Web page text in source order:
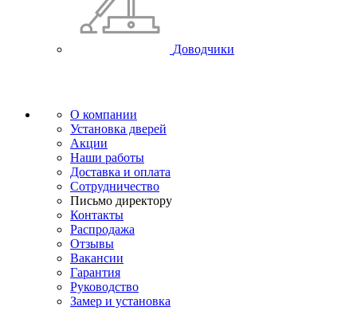
Доводчики
О компании
Установка дверей
Акции
Наши работы
Доставка и оплата
Сотрудничество
Письмо директору
Контакты
Распродажа
Отзывы
Вакансии
Гарантия
Руководство
Замер и установка